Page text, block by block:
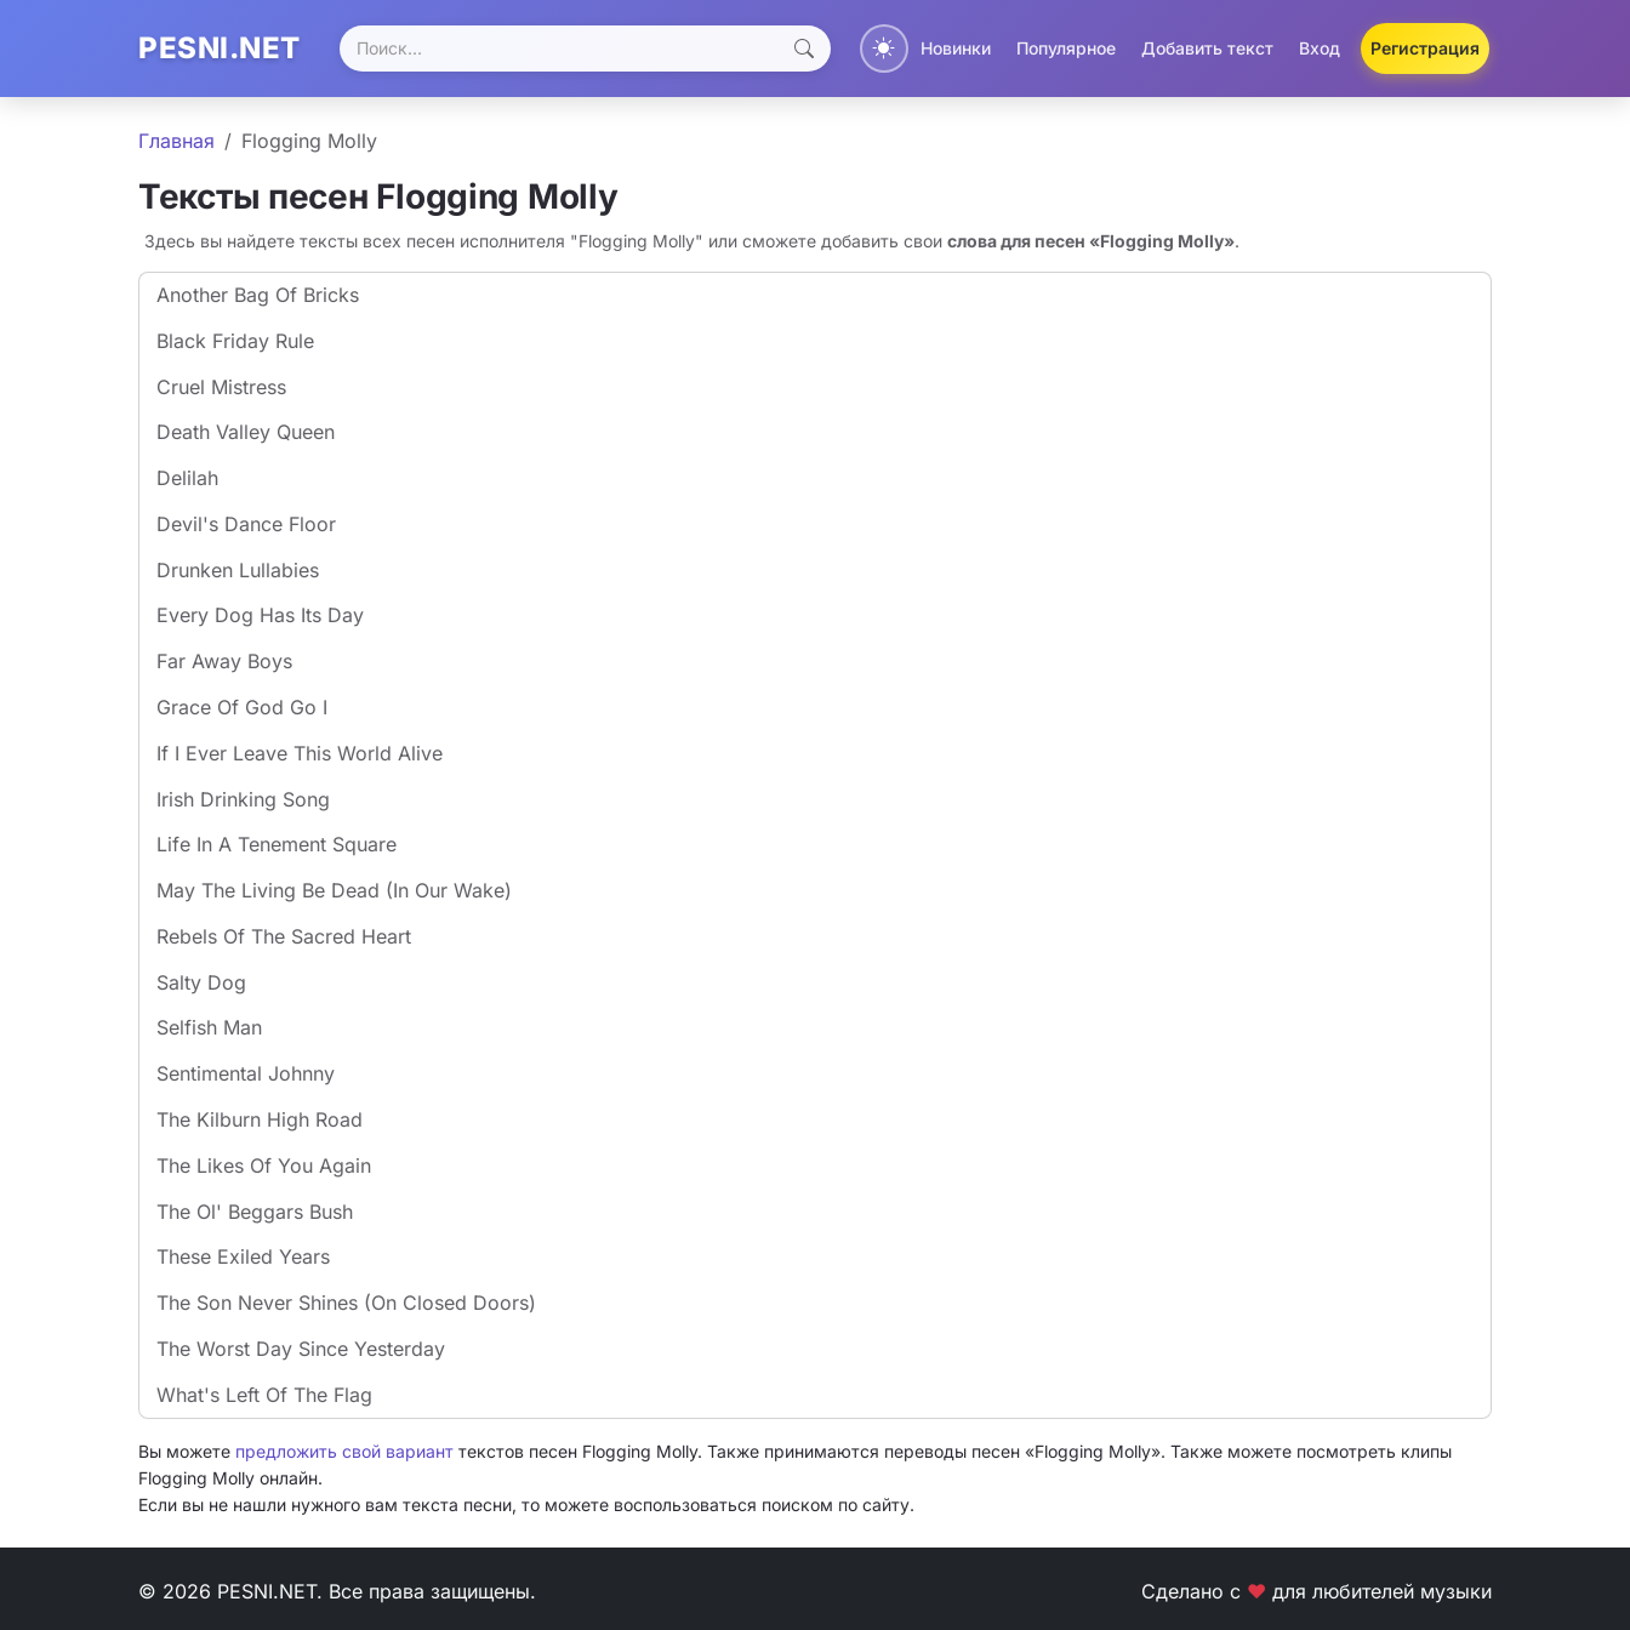
PESNI.NET Новинки Популярное Добавить текст Вход Регистрация
Главная Flogging Molly
Тексты песен Flogging Molly
Здесь вы найдете тексты всех песен исполнителя "Flogging Molly" или сможете добавить свои слова для песен «Flogging Molly».
Another Bag Of Bricks
Black Friday Rule
Cruel Mistress
Death Valley Queen
Delilah
Devil's Dance Floor
Drunken Lullabies
Every Dog Has Its Day
Far Away Boys
Grace Of God Go I
If I Ever Leave This World Alive
Irish Drinking Song
Life In A Tenement Square
May The Living Be Dead (In Our Wake)
Rebels Of The Sacred Heart
Salty Dog
Selfish Man
Sentimental Johnny
The Kilburn High Road
The Likes Of You Again
The Ol' Beggars Bush
These Exiled Years
The Son Never Shines (On Closed Doors)
The Worst Day Since Yesterday
What's Left Of The Flag
Вы можете предложить свой вариант текстов песен Flogging Molly. Также принимаются переводы песен «Flogging Molly». Также можете посмотреть клипы
Flogging Molly онлайн.
Если вы не нашли нужного вам текста песни, то можете воспользоваться поиском по сайту.
© 2026 PESNI.NET. Все права защищены. Сделано с ❤ для любителей музыки